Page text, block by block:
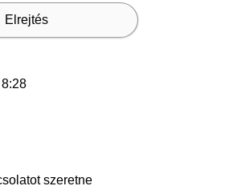
Elrejtés
szeretne